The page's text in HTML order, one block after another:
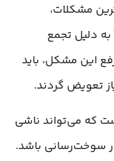
مشکلات،
دلیل تجمع
این مشکل، باید
تعویض گردند.
که می‌تواند ناشی
سوخت‌رسانی باشد.